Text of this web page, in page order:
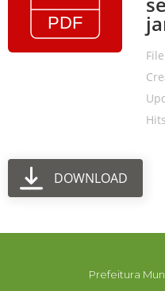
DOWNLOAD
Prefeitura